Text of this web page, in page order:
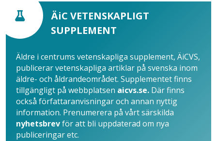
ÄiC VETENSKAPLIGT
SUPPLEMENT
Äldre i centrums vetenskapliga supplement, ÄiCVS,
publicerar vetenskapliga artiklar på svenska inom
äldre- och åldrandeområdet. Supplementet finns
tillgängligt på webbplatsen aicvs.se. Där finns
också författaranvisningar och annan nyttig
information. Prenumerera på vårt särskilda
nyhetsbrevför att bli uppdaterad om nya
publiceringar etc.